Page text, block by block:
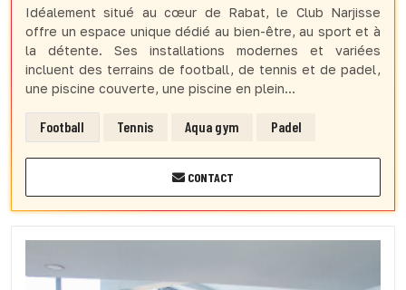
Idéalement situé au cœur de Rabat, le Club Narjisse
offre un espace unique dédié au bien-être, au sport et à
la détente. Ses installations modernes et variées
incluent des terrains de football, de tennis et de padel,
une piscine couverte, une piscine en plein...
Football Tennis Aqua gym Padel
CONTACT